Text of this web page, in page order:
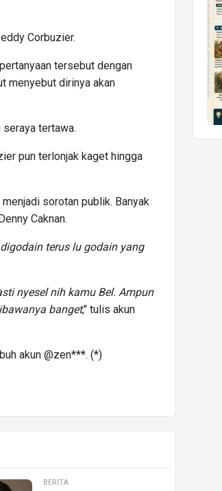
Corbuzier.
tersebut dengan
menyebut dirinya akan
seraya tertawa.
pun terlonjak kaget hingga
sorotan publik. Banyak
Caknan.
terus lu godain yang
nyesel nih kamu Bel. Ampun
banget," tulis akun
akun @zen***. (*)
BERITA